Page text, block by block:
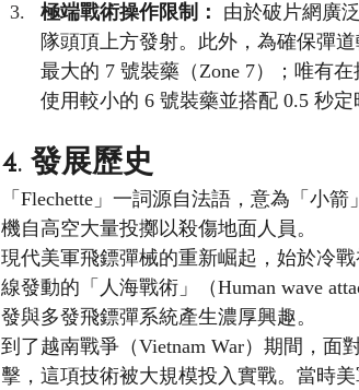
極端戰術操作限制：
由於破片網廣
隊頭頂上方發射。此外，為確保彈
最大的 7 號裝藥（Zone 7）；唯有
使用較小的 6 號裝藥並搭配 0.5 秒定
4. 發展歷史
「Flechette」一詞源自法語，意為「小
機自高空大量投擲以殺傷地面人員。
現代美軍飛鏢彈械的重新崛起，始於冷
線發動的「人海戰術」（Human wave
發與多發飛鏢彈系統產生濃厚興趣。
到了越南戰爭（Vietnam War）期間，面
擊，這項技術被大規模投入實戰。當時